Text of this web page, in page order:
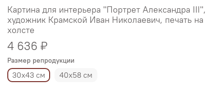
Картина для интерьера "Портрет Александра III",
художник Крамской Иван Николаевич, печать на
холсте
4 636 ₽
Размер репродукции
30х43 см 40х58 см